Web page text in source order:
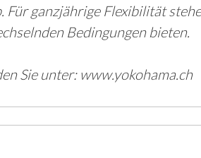
Für ganzjährige Flexibilität
Bedingungen bieten.
Sie unter: www.yokohama.ch